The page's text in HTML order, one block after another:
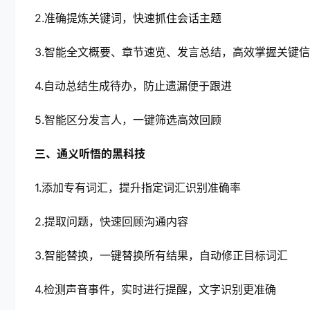
2.准确提炼关键词，快速抓住会话主题
3.智能全文概要、章节速览、发言总结，高效掌握关键
4.自动总结生成待办，防止遗漏便于跟进
5.智能区分发言人，一键筛选高效回顾
三、通义听悟的黑科技
1.添加专有词汇，提升指定词汇识别准确率
2.提取问题，快速回顾沟通内容
3.智能替换，一键替换所有结果，自动修正目标词汇
4.检测声音事件，实时进行提醒，文字识别更准确